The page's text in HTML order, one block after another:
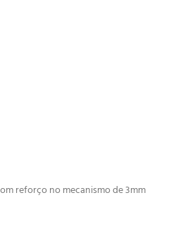
reforço no mecanismo de 3mm